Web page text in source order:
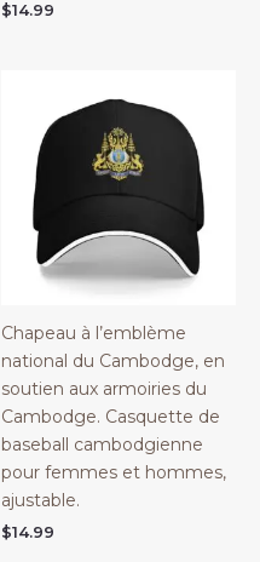
$14.99
Chapeau à l’emblème
national du Cambodge, en
soutien aux armoiries du
Cambodge. Casquette de
baseball cambodgienne
pour femmes et hommes,
ajustable.
$14.99